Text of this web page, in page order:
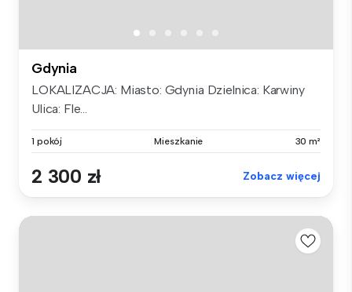
Gdynia
LOKALIZACJA: Miasto: Gdynia Dzielnica: Karwiny
Ulica: Fle...
1 pokój Mieszkanie 30 m²
2 300 zł Zobacz więcej